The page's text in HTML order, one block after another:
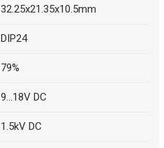
32.25x21.35x10.5mm
DIP24
79%
9...18V DC
1.5kV DC